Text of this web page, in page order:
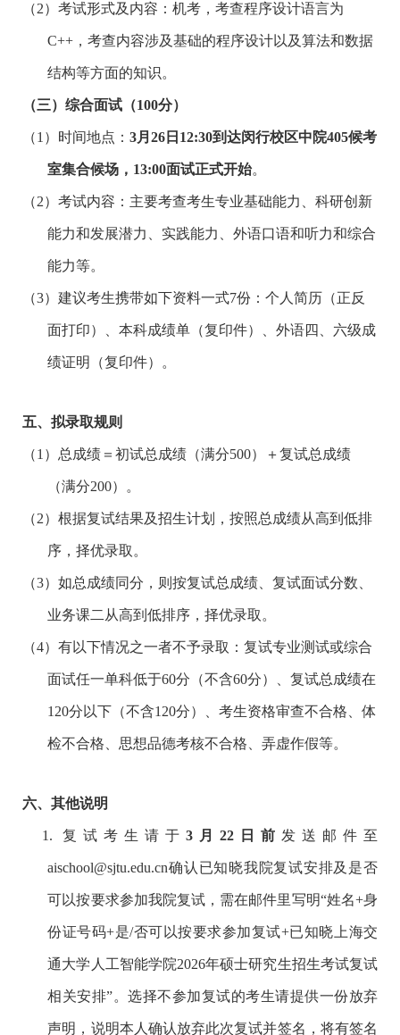
（2）考试形式及内容：机考，考查程序设计语言为
C++ ，考查内容涉及基础的程序设计以及算法和数据
结构等方面的知识。
（三）综合面试（100分）
（1）时间地点： 3月 26 日 12:30到达闵行校区中院405候考
室集合候场， 13:00面试正式开始。
（2）考试内容：主要考查考生专业基础能力、科研创新
能力和发展潜力、实践能力、外语口语和听力和综合
能力等。
（3）建议考生携带如下资料一式7份：个人简历（正反
面打印）、本科成绩单（复印件）、外语四、六级成
绩证明（复印件）。
五、拟录取规则
（1）总成绩＝初试总成绩（满分500）＋复试总成绩
（满分200）。
（2）根据复试结果及招生计划，按照总成绩从高到低排
序，择优录取。
（3）如总成绩同分，则按复试总成绩、复试面试分数、
业务课二从高到低排序，择优录取。
（4）有以下情况之一者不予录取：复试专业测试或综合
面试任一单科低于60分（不含60分）、复试总成绩在
120分以下（不含120分）、考生资格审查不合格、体
检不合格、思想品德考核不合格、弄虚作假等。
六、 其他说明
1. 复试考生请于 3 月 22 日前 发送邮件至
aischool@sjtu.edu.cn确认已知晓我院复试安排及是否
可以按要求参加我院复试，需在邮件里写明“姓名+身
份证号码+是/否可以按要求参加复试+已知晓上海交
通大学人工智能学院2026年硕士研究生招生考试复试
相关安排”。选择不参加复试的考生请提供一份放弃
声明，说明本人确认放弃此次复试并签名，将有签名